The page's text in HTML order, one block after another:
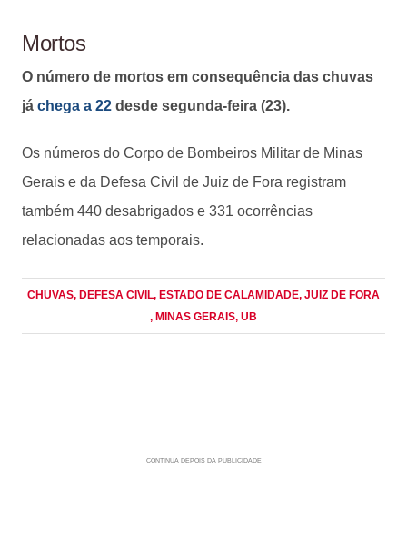
Mortos
O número de mortos em consequência das chuvas
já chega a 22 desde segunda-feira (23).
Os números do Corpo de Bombeiros Militar de Minas
Gerais e da Defesa Civil de Juiz de Fora registram
também 440 desabrigados e 331 ocorrências
relacionadas aos temporais.
CHUVAS, DEFESA CIVIL, ESTADO DE CALAMIDADE, JUIZ DE FORA
, MINAS GERAIS, UB